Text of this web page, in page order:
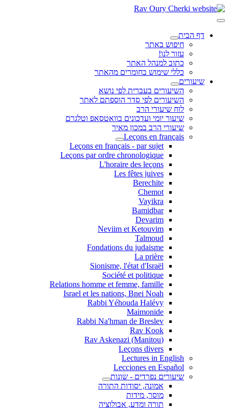
דף הבית
חיפוש באתר
עזור לנו!
כתוב למנהל האתר
כללי שימוש בחומרים מהאתר
שיעורים
השיעורים בעברית לפי נושא
השיעורים לפי סדר הוספתם לאתר
לוח שיעורי הרב
שיעור יומי ועדכונים בוואטסאפ וטלגרם
שיעורי הרב במכון מאיר
Leçons en français
Leçons en français - par sujet
Leçons par ordre chronologique
L'horaire des leçons
Les fêtes juives
Berechite
Chemot
Vayikra
Bamidbar
Devarim
Neviim et Ketouvim
Talmoud
Fondations du judaisme
La prière
Sionisme, l'état d'Israël
Société et politique
Relations homme et femme, famille
Israel et les nations, Bnei Noah
Rabbi Yéhouda Halévy
Maimonide
Rabbi Na'hman de Breslev
Rav Kook
(Rav Askenazi (Manitou
Leçons divers
Lectures in English
Lecciones en Español
שיעורים נפרדים - שונות
אמונה, יסודות התורה
מוסר, מידות
תורה ומדע, אבולוציה